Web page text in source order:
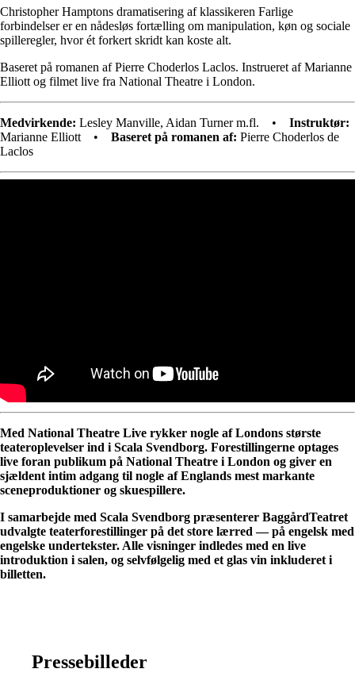
Christopher Hamptons dramatisering af klassikeren Farlige
forbindelser er en nådesløs fortælling om manipulation, køn og sociale
spilleregler, hvor ét forkert skridt kan koste alt.
Baseret på romanen af Pierre Choderlos Laclos. Instrueret af Marianne
Elliott og filmet live fra National Theatre i London.
Medvirkende: Lesley Manville, Aidan Turner m.fl. • Instruktør:
Marianne Elliott • Baseret på romanen af: Pierre Choderlos de
Laclos
Med National Theatre Live rykker nogle af Londons største
teateroplevelser ind i Scala Svendborg. Forestillingerne optages
live foran publikum på National Theatre i London og giver en
sjældent intim adgang til nogle af Englands mest markante
sceneproduktioner og skuespillere.
I samarbejde med Scala Svendborg præsenterer BaggårdTeatret
udvalgte teaterforestillinger på det store lærred — på engelsk med
engelske undertekster. Alle visninger indledes med en live
introduktion i salen, og selvfølgelig med et glas vin inkluderet i
billetten.
Pressebilleder